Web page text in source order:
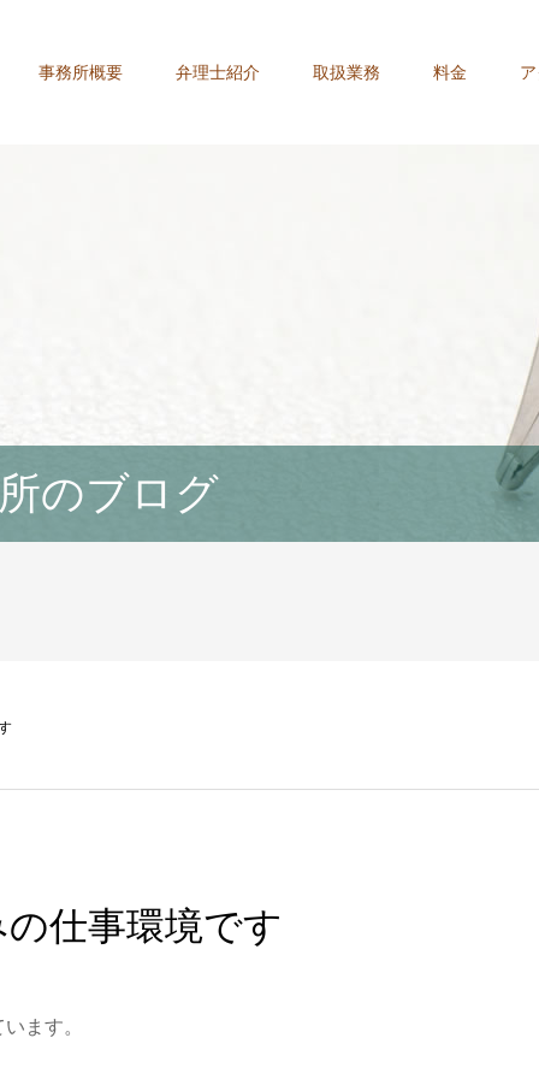
事務所概要 弁理士紹介 取扱業務 料金
のブログ
仕事環境です
ます。